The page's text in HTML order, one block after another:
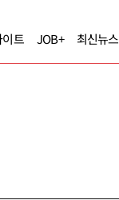
이트 JOB+ 최신뉴스